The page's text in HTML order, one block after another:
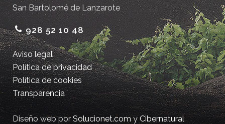
San Bartolomé de Lanzarote
928 52 10 48
Aviso legal
Política de privacidad
Política de cookies
Transparencia
Diseño web porSolucionet.comyCibernatural